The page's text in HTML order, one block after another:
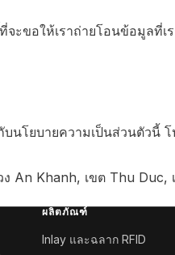
ขอให้เราถ่ายโอนข้อมูลที่เ
โยบายความเป็นส่วนตัวนี้ โ
An Khanh, เขต Thu Duc,
ผลิตภัณฑ์
Inlay และฉลาก RFID